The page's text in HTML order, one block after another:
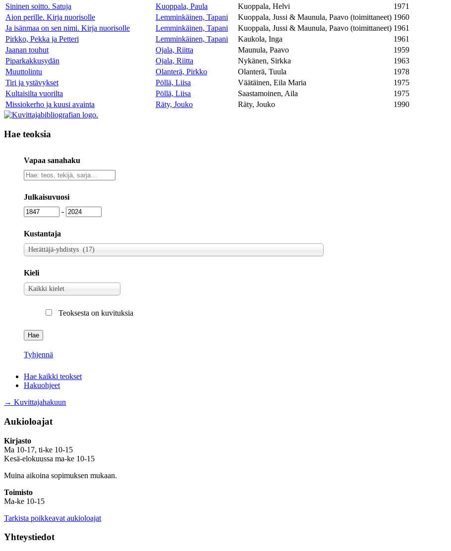
Sininen soitto. Satuja
Kuoppala, Paula Kuoppala, Helvi
1971
Aion perille. Kirja nuorisolle
Lemminkäinen, Tapani Kuoppala, Jussi & Maunula, Paavo (toimittaneet) 1960
Ja isänmaa on sen nimi. Kirja nuorisolle
Lemminkäinen, Tapani Kuoppala, Jussi & Maunula, Paavo (toimittaneet) 1961
Pirkko, Pekka ja Petteri
Lemminkäinen, Tapani Kaukola, Inga
1961
Jaanan touhut
Ojala, Riitta Maunula, Paavo
1959
Piparkakkusydän
Ojala, Riitta Nykänen, Sirkka
1963
Muuttolintu
Olanterä, Pirkko Olanterä, Tuula
1978
Tiri ja ystävykset
Pöllä, Liisa Väätäinen, Eila Maria
1975
Kultaisilta vuorilta
Pöllä, Liisa Saastamoinen, Aila
1975
Missiokerho ja kuusi avainta
Räty, Jouko Räty, Jouko 1990
Hae teoksia
Vapaa sanahaku
Vapaa
sanahaku
Julkaisuvuosi
Julkaisuvuosi
- Julkaisuvuosi
Kustantaja
Kustantaja
Herättäjä-yhdistys (17)
Kieli
Kieli
Kaikki kielet
Teoksesta on kuvituksia
Tyhjennä
Hae kaikki teokset
Hakuohjeet
→ Kuvittajahakuun
Aukioloajat
Kirjasto
Ma 10-17, ti-ke 10-15
Kesä-elokuussa ma-ke 10-15
Muina aikoina sopimuksen mukaan.
Toimisto
Ma-ke 10-15
Tarkista poikkeavat aukioloajat
Yhteystiedot